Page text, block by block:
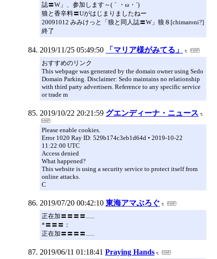
誌〓W」、参加します～(｀・ω・´)
狼と香辛料〓Uがはじまりましたねー
20091012 みみけっと「狼と同人誌〓W」狼８[chimaroni?]
終了
2019/11/25 05:49:50 「マリア様がみてる」
おすすめのリンク
This webpage was generated by the domain owner using Sedo
Domain Parking. Disclaimer: Sedo maintains no relationship
with third party advertisers. Reference to any specific service
or trade m
2019/10/22 20:21:59 グエンディーナ・ニュース
Please enable cookies.
Error 1020 Ray ID: 529b174c3eb1d64d • 2019-10-22
11:22:00 UTC
Access denied
What happened?
This website is using a security service to protect itself from
online attacks.
C
2019/07/20 00:42:10 東海アマぶろぐ
正在加〓〓〓〓......
*〓〓〓：
正在加〓〓〓〓......
2019/06/11 01:18:41 Praying Hands